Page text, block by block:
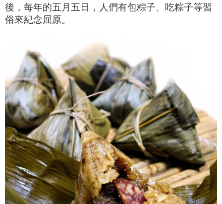
後，每年的五月五日，人們有包粽子、吃粽子等習
俗來紀念屈原。